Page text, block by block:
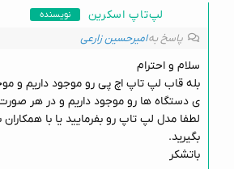
لپ‌تاپ اسکرین نویسنده
پاسخ بهامیرحسین زارعی
سلام و احترام
بله قاب لپ تاپ اچ پی رو موجود داریم و
ی دستگاه ها رو موجود داریم و در هر
لطفا مدل لپ تاپ رو بفرمایید یا با
بگیرید.
باتشکر